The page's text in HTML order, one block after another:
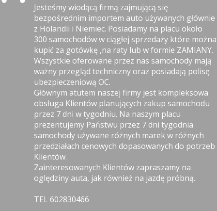
Jesteśmy wiodącą firmą zajmującą się
bezpośrednim importem auto używanych głównie
z Holandii i Niemiec. Posiadamy na placu około
300 samochodów w ciągłej sprzedaży które można
kupić za gotówkę ,na raty lub w formie ZAMIANY.
Wszystkie oferowane przez nas samochody mają
ważny przegląd techniczny oraz posiadają polisę
ubezpieczeniową OC.
Głównym atutem naszej firmy jest kompleksowa
obsługa Klientów planujących zakup samochodu
przez 7 dni w tygodniu. Na naszym placu
prezentujemy Państwu przez 7 dni tygodnia
samochody używane różnych marek w różnych
przedziałach cenowych dopasowanych do potrzeb
Klientów.
Zainteresowanych Klientów zapraszamy na
oględziny auta, jak również na jazdę próbną.
TEL 602830466